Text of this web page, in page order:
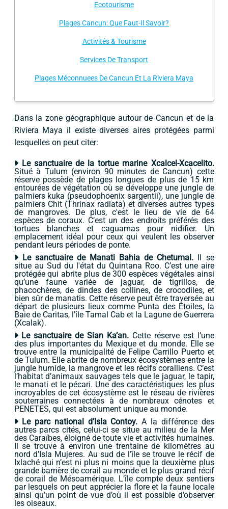
Ecotourisme
Plages Cancun: Que Faut-Il Savoir?
Activités & Tourisme
Services De Transport
Plages Méconnuees De Cancun Et La Riviera Maya
Dans la zone géographique autour de Cancun et de la
Riviera Maya il existe diverses aires protégées parmi
lesquelles on peut citer:
Le sanctuaire de la tortue marine Xcalcel-Xcacelito.
Situé à Tulum (environ 90 minutes de Cancun) cette
réserve possède de plages longues de plus de 15 km
entourées de végétation où se développe une jungle de
palmiers kuka (pseudophoenix sargentii), une jungle de
palmiers Chit (Thrinax radiata) et diverses autres types
de mangroves. De plus, c'est le lieu de vie de 64
espèces de coraux. C’est un des endroits préférés des
tortues blanches et caguamas pour nidifier. Un
emplacement idéal pour ceux qui veulent les observer
pendant leurs périodes de ponte.
Le sanctuaire de Manati Bahia de Chetumal. Il se
situe au Sud du l'état du Quintana Roo. C’est une aire
protégée qui abrite plus de 300 espèces végétales ainsi
qu’une faune variée de jaguar, de tigrillos, de
phacochères, de dindes des collines, de crocodiles, et
bien sûr de manatis. Cette réserve peut être traversée au
départ de plusieurs lieux comme Punta des Étoiles, la
Baie de Caritas, l'île Tamal Cab et la Lagune de Guerrera
(Xcalak).
Le sanctuaire de Sian Ka’an.Cette réserve est l’une
des plus importantes du Mexique et du monde. Elle se
trouve entre la municipalité de Felipe Carrillo Puerto et
de Tulum. Elle abrite de nombreux écosystèmes entre la
jungle humide, la mangrove et les récifs coralliens. C’est
l’habitat d’animaux sauvages tels que le jaguar, le tapir,
le manati et le pécari. Une des caractéristiques les plus
incroyables de cet écosystème est le réseau de rivières
souterraines connectées à de nombreux cénotes et
PENETES, qui est absolument unique au monde.
Le parc national d’Isla Contoy. A la différence des
autres parcs cités, celui-ci se situe au milieu de la Mer
des Caraïbes, éloigné de toute vie et activités humaines.
Il se trouve à environ une trentaine de kilomètres au
nord d’Isla Mujeres. Au sud de l’île se trouve le récif de
Ixlaché qui n’est ni plus ni moins que la deuxième plus
grande barrière de corail au monde et le plus grand récif
de corail de Mésoamérique. L’île compte deux sentiers
par lesquels on peut apprécier la flore et la faune locale
ainsi qu’un point de vue d’où il est possible d’observer
les oiseaux.